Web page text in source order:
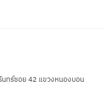
ทร์ซอย 42แขวงหนองบอน